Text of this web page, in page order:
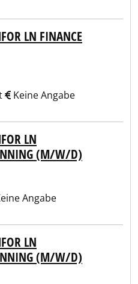
LN FINANCE
Keine Angabe
LN
(M/W/D)
Angabe
LN
(M/W/D)